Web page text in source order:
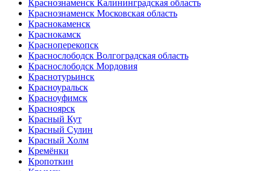
Краснознаменск Калининградская область
Краснознаменск Московская область
Краснокаменск
Краснокамск
Красноперекопск
Краснослободск Волгоградская область
Краснослободск Мордовия
Краснотурьинск
Красноуральск
Красноуфимск
Красноярск
Красный Кут
Красный Сулин
Красный Холм
Кремёнки
Кропоткин